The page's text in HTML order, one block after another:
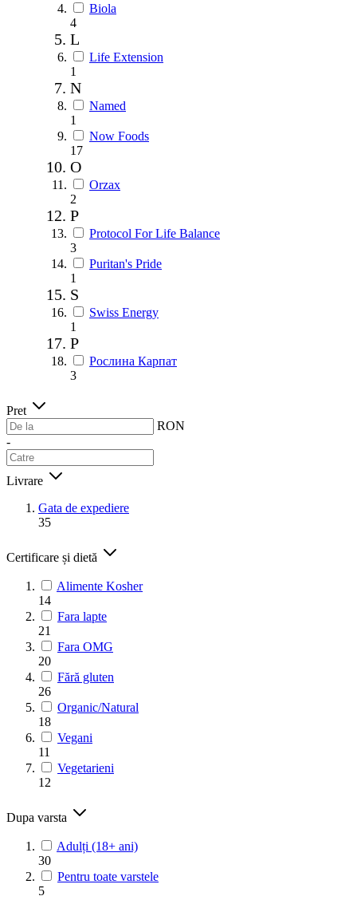
Biola
4
L
Life Extension
1
N
Named
1
Now Foods
17
O
Orzax
2
P
Protocol For Life Balance
3
Puritan's Pride
1
S
Swiss Energy
1
Р
Рослина Карпат
3
Pret
RON
-
Livrare
Gata de expediere
35
Certificare și dietă
Alimente Kosher
14
Fara lapte
21
Fara OMG
20
Fără gluten
26
Organic/Natural
18
Vegani
11
Vegetarieni
12
Dupa varsta
Adulți (18+ ani)
30
Pentru toate varstele
5